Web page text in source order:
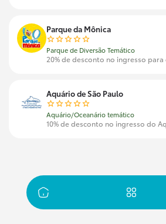
Parque da Mônica
Parque de Diversão Temático
20% de desconto no ingresso
Aquário de São Paulo
Aquário/Oceanário temático
10% de desconto no ingresso do